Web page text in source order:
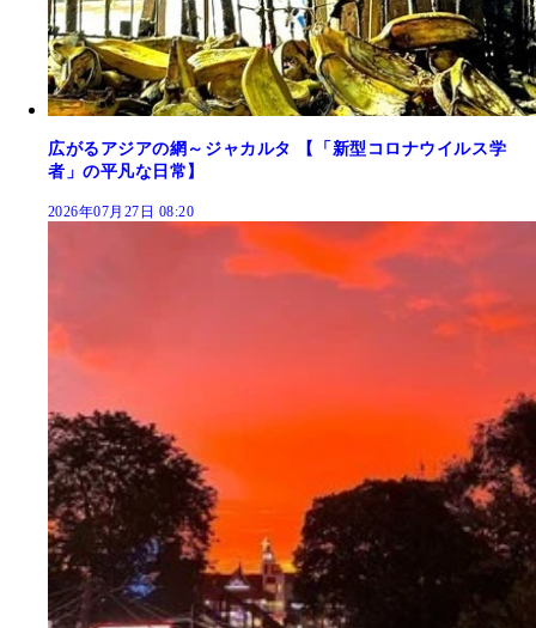
広がるアジアの網～ジャカルタ 【「新型コロナウイルス学
者」の平凡な日常】
2026年07月27日 08:20